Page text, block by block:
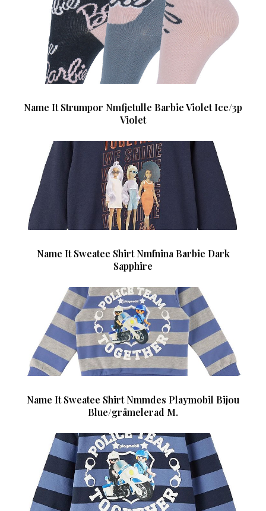
Name It Strumpor Nmfjetulle Barbie Violet Ice/3p
Violet
Name It Sweatee Shirt Nmfnina Barbie Dark
Sapphire
Name It Sweatee Shirt Nmmdes Playmobil Bijou
Blue/gråmelerad M.